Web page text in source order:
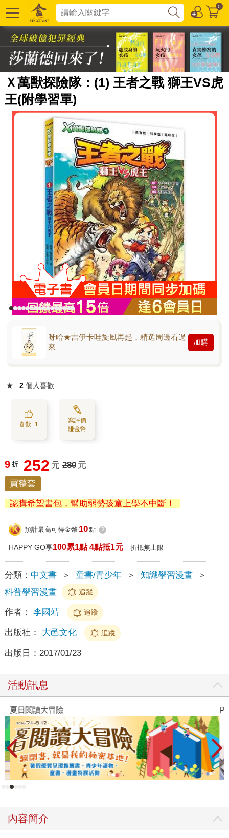
0
Ｘ萬獸探險隊：(1) 王者之戰 獅王VS虎
王(附學習單)
呀哈★吉伊卡哇旋風再起，精選周邊看過
來
加購
★ 2 個人喜歡
喜歡+1
寫評價
賺金幣
9 折 252 元 280 元
買整套
認購希望書包，幫助弱勢孩童上學不中斷！
預計最高可得金幣 10點 ?
HAPPY GO享100累1點 4點抵1元 折抵無上限
分類： 中文書 ＞ 童書/青少年 ＞ 知識學習漫畫
＞
科普學習漫畫
追蹤
作者： 李國靖 追蹤
出版社： 大邑文化 追蹤
出版日： 2017/01/23
活動訊息
夏日閱讀大冒險
內容簡介